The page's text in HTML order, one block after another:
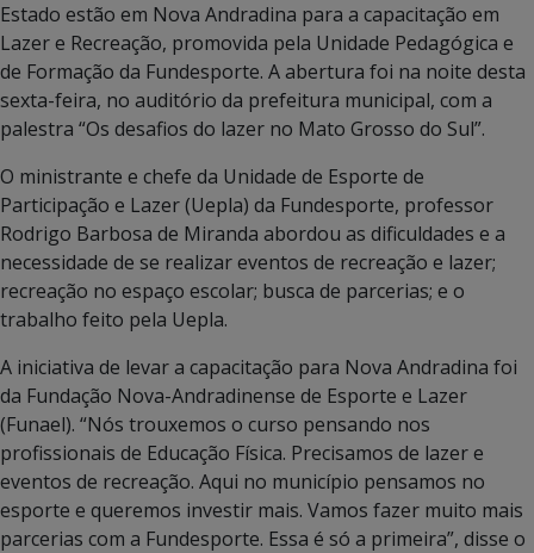
Estado estão em Nova Andradina para a capacitação em
Lazer e Recreação, promovida pela Unidade Pedagógica e
de Formação da Fundesporte. A abertura foi na noite desta
sexta-feira, no auditório da prefeitura municipal, com a
palestra “Os desafios do lazer no Mato Grosso do Sul”.
O ministrante e chefe da Unidade de Esporte de
Participação e Lazer (Uepla) da Fundesporte, professor
Rodrigo Barbosa de Miranda abordou as dificuldades e a
necessidade de se realizar eventos de recreação e lazer;
recreação no espaço escolar; busca de parcerias; e o
trabalho feito pela Uepla.
A iniciativa de levar a capacitação para Nova Andradina foi
da Fundação Nova-Andradinense de Esporte e Lazer
(Funael). “Nós trouxemos o curso pensando nos
profissionais de Educação Física. Precisamos de lazer e
eventos de recreação​. Aqui no município pensamos no
esporte e queremos investir mais. Vamos fazer muito mais
parcerias com a Fundesporte. Essa é só a primeira”, disse o